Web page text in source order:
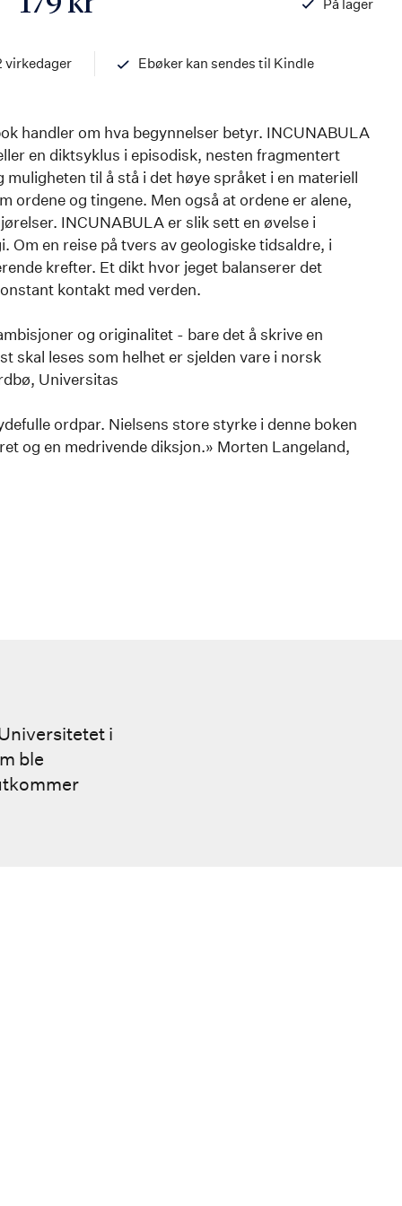
På lager
virkedager
Ebøker kan sendes til Kindle
handler om hva begynnelser betyr. INCUNABULA
en diktsyklus i episodisk, nesten fragmentert
til å stå i det høye språket i en materiell
ordene og tingene. Men også at ordene er alene,
INCUNABULA er slik sett en øvelse i
Om en reise på tvers av geologiske tidsaldre, i
krefter. Et dikt hvor jeget balanserer det
kontakt med verden.
og originalitet - bare det å skrive en
skal leses som helhet er sjelden vare i norsk
Universitas
ordpar. Nielsens store styrke i denne boken
og en medrivende diksjon.» Morten Langeland,
i
ble